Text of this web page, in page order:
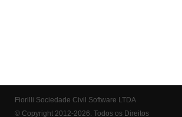
Fiorilli Sociedade Civil Software LTDA
© Copyright 2012-2026. Todos os Direitos